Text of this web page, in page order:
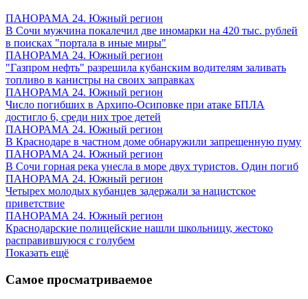
ПАНОРАМА 24. Южный регион
В Сочи мужчина покалечил две иномарки на 420 тыс. рублей
в поисках "портала в иные миры"
ПАНОРАМА 24. Южный регион
"Газпром нефть" разрешила кубанским водителям заливать
топливо в канистры на своих заправках
ПАНОРАМА 24. Южный регион
Число погибших в Архипо-Осиповке при атаке БПЛА
достигло 6, среди них трое детей
ПАНОРАМА 24. Южный регион
В Краснодаре в частном доме обнаружили запрещенную пуму
ПАНОРАМА 24. Южный регион
В Сочи горная река унесла в море двух туристов. Один погиб
ПАНОРАМА 24. Южный регион
Четырех молодых кубанцев задержали за нацистское
приветствие
ПАНОРАМА 24. Южный регион
Краснодарские полицейские нашли школьницу, жестоко
расправившуюся с голубем
Показать ещё
Самое просматриваемое